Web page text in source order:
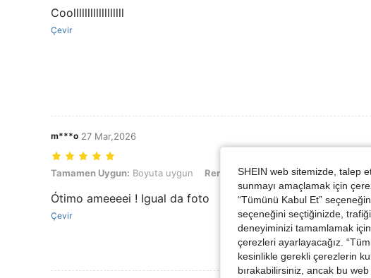
Coollllllllllllllllll
Çevir
m***o 27 Mar,2026
Tamamen Uygun: Boyuta uygun, Renk: Yellow Gold, Boyut: Tek boyut
Tamamen Uygun: Boyuta uygun Renk: Yellow Gold Boyut:Tek
Ótimo ameeeei ! Igual da foto
Çevir
SHEIN web sitemizde, talep
sunmayı amaçlamak için
“Tümünü Kabul Et”
seçeneğini seçtiğinizde,
deneyiminizi tamamlamak
çerezleri ayarlayacağız.
kesinlikle gerekli çerezlerin
bırakabilirsiniz, ancak bu